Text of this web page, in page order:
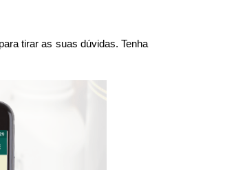
tirar as suas dúvidas. Tenha